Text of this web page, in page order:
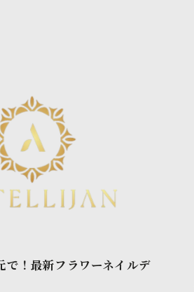
で！最新フラワーネイルデ